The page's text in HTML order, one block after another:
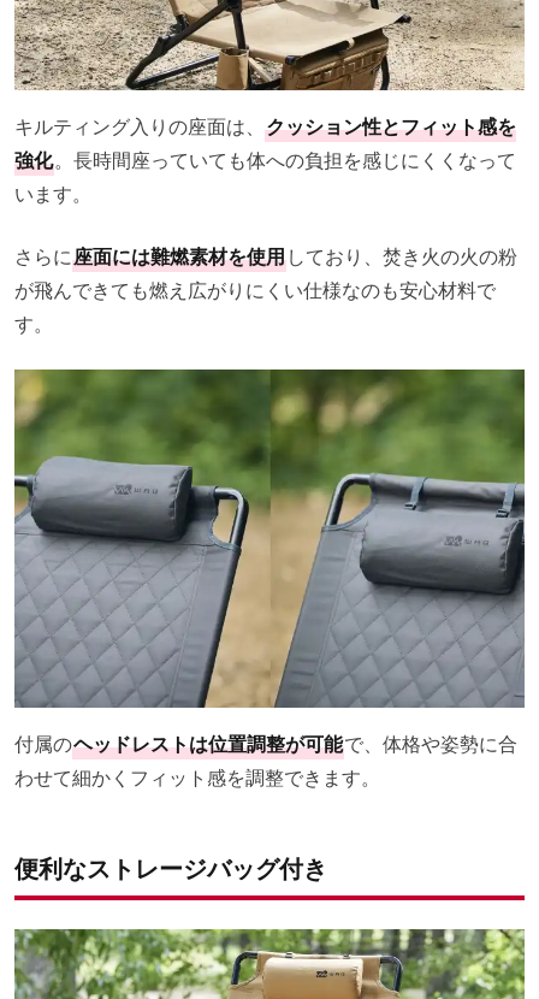
キルティング入りの座面は、 クッション性とフィット感を
強化。長時間座っていても体への負担を感じにくくなって
います。
さらに座面には難燃素材を使用しており、焚き火の火の粉
が飛んできても燃え広がりにくい仕様なのも安心材料で
す。
付属のヘッドレストは位置調整が可能で、体格や姿勢に合
わせて細かくフィット感を調整できます。
便利なストレージバッグ付き